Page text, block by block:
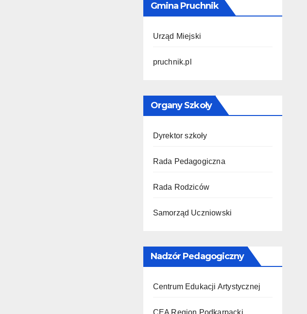
Gmina Pruchnik
Urząd Miejski
pruchnik.pl
Organy Szkoły
Dyrektor szkoły
Rada Pedagogiczna
Rada Rodziców
Samorząd Uczniowski
Nadzór Pedagogiczny
Centrum Edukacji Artystycznej
CEA Region Podkarpacki